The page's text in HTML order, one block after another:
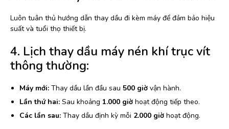
Luôn tuân thủ hướng dẫn thay dầu đi kèm máy để đảm bảo hiệu
suất và tuổi thọ thiết bị.
4. Lịch thay dầu máy nén khí trục vít
thông thường:
Máy mới: Thay dầu lần đầu sau 500 giờ vận hành.
Lần thứ hai: Sau khoảng 1.000 giờ hoạt động tiếp theo.
Các lần sau: Thay dầu định kỳ mỗi 2.000 giờ hoạt động.